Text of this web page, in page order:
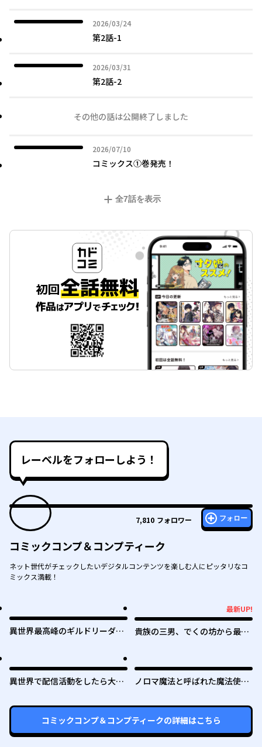
2026/03/24
2026年03月24日
第2話-1
2026/03/31
2026年03月31日
第2話-2
その他の話は公開終了しました
2026/07/10
2026年07月10日
コミックス①巻発売！
全7話を表示
レーベルをフォローしよう！
7,810 フォロワー フォロー
コミックコンプ＆コンプティーク
ネット世代がチェックしたいデジタルコンテンツを楽しむ人にピッタリなコ
ミックス満載！
異世界最高峰のギルドリーダー
やめられません～
最新UP!
貴族の三男、でくの坊から最強
造！ ～気ままに遊んでいるだ
けなのに、何故か評価が上がっ
異世界で配信活動をしたら大量
まった件
ノロマ魔法と呼ばれた魔法使い
重力の概念のない世界にて、少
年は万有引力の王となる～
コミックコンプ＆コンプティークの詳細はこちら